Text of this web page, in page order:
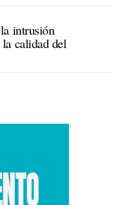
intrusión
calidad del